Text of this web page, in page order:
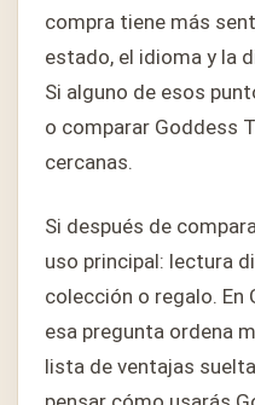
compra tiene más
estado, el idioma y la
Si alguno de esos
o comparar Goddess
cercanas.
Si después de
uso principal: lectura
colección o regalo. En
esa pregunta ordena
lista de ventajas